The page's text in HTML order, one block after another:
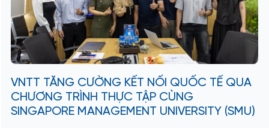
VNTT TĂNG CƯỜNG KẾT NỐI QUỐC TẾ QUA
CHƯƠNG TRÌNH THỰC TẬP CÙNG
SINGAPORE MANAGEMENT UNIVERSITY (SMU)